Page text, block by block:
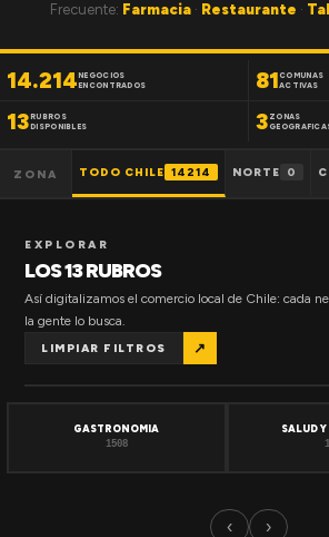
Frecuente: Farmacia · Restaurante ·
14.214NEGOCIOS
ENCONTRADOS
81 COMUNAS
ACTIVAS
13RUBROS
DISPONIBLES
3 ZONAS
ZONA TODO CHILE 14214 NORTE 0
EXPLORAR
LOS 13 RUBROS
Así digitalizamos el comercio local de Chile: cada
la gente lo busca.
LIMPIAR FILTROS ↗
GASTRONOMIA
1508
SALUD
‹ ›